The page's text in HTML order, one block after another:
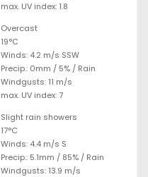
max. UV index: 1.8
Overcast
19°C
Winds: 4.2 m/s SSW
Precip.: 0mm / 5% / Rain
Windgusts: 11 m/s
max. UV index: 7
Slight rain showers
17°C
Winds: 4.4 m/s S
Precip.: 5.1mm / 85% / Rain
Windgusts: 13.9 m/s